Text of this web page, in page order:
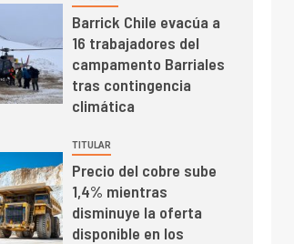
Informe bimensual de
Cochilco: precio del
cobre alcanza
máximos por escasez
de concentrados
I+D
Estudio revela cómo el
precio del cobre y
educación superior se
relacionan en zonas
mineras
BHP proyecta
Barrick Chile evacúa a
16 trabajadores del
campamento Barriales
tras contingencia
climática
TITULAR
Precio del cobre sube
1,4% mientras
disminuye la oferta
disponible en los